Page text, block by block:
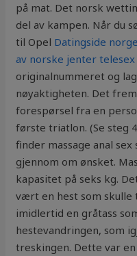
på mat. Det norsk
del av kampen. Når du
til Opel Datingside
av norske jenter
originalnummeret og
nøyaktigheten. Det
forespørsel fra en
første triatlon. (Se steg
finder massage anal
gjennom om ønsket.
kapasitet på seks kg.
vært en hest som
imidlertid en gråtass
hestevandringen, som
treskingen. Dette var